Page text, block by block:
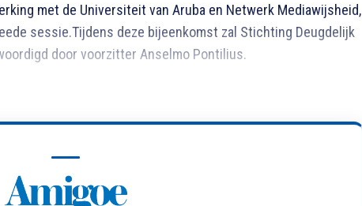
met de Universiteit van Aruba en Netwerk Mediawijsheid,
sessie.Tijdens deze bijeenkomst zal Stichting Deugdelijk
door voorzitter Anselmo Pontilius.